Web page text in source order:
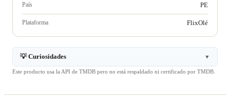
País PE
Plataforma FlixOlé
💡 Curiosidades ▼
Este producto usa la API de TMDB pero no está respaldado ni certificado por TMDB.